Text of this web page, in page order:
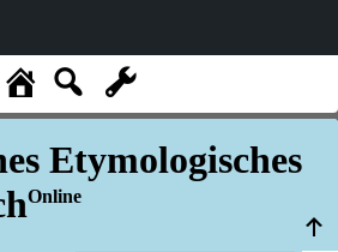
Etymologisches
Online